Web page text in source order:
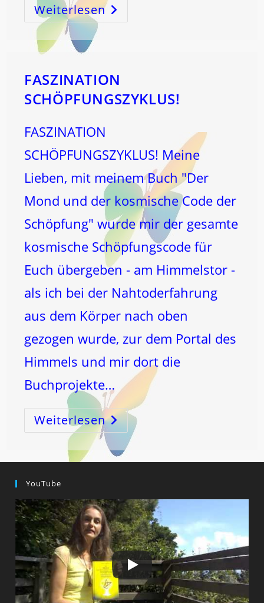
WeiterlesenHEILung
…
Für
Welt
FASZINATION
SCHÖPFUNGSZYKLUS!
FASZINATION
SCHÖPFUNGSZYKLUS! Meine
Lieben, mit meinem Buch "Der
Mond und der kosmische Code der
Schöpfung" wurde mir der gesamte
kosmische Schöpfungscode für
Euch übergeben - am Himmelstor -
als ich bei der Nahtoderfahrung
aus dem Körper nach oben
gezogen wurde, zur dem Portal des
Himmels und mir dort die
Buchprojekte…
WeiterlesenFASZINATION
SCHÖPFUNGSZYKLUS!
YouTube